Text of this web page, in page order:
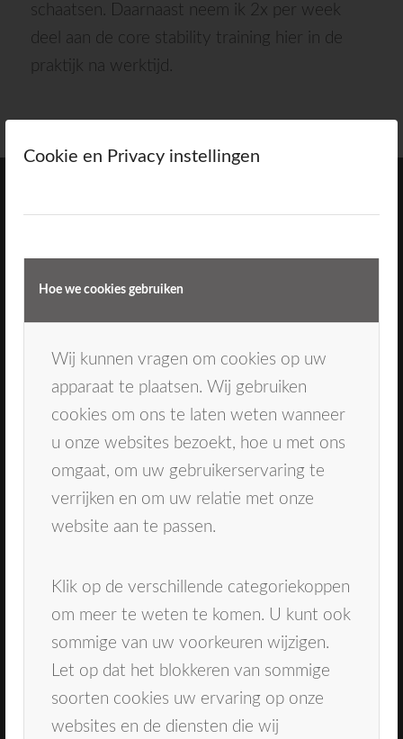
Cookie en Privacy instellingen
Hoe we cookies gebruiken
Wij kunnen vragen om cookies op uw
apparaat te plaatsen. Wij gebruiken
cookies om ons te laten weten wanneer
u onze websites bezoekt, hoe u met ons
omgaat, om uw gebruikerservaring te
verrijken en om uw relatie met onze
website aan te passen.
Klik op de verschillende categoriekoppen
om meer te weten te komen. U kunt ook
sommige van uw voorkeuren wijzigen.
Let op dat het blokkeren van sommige
soorten cookies uw ervaring op onze
websites en de diensten die wij
schaatsen. Daarnaast neem ik 2x per week
deel aan de core stability training hier in de
praktijk na werktijd.
Direct naar
Behandelingen
Tandarts Oosterhout
Mondhygiënist Breda
Spoeddienst
de spoeddienst Dental365 . Tel: 0900-1515 (
0,9 euro per gesprek)